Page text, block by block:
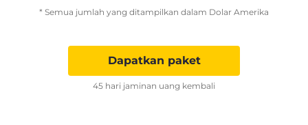
* Semua jumlah yang ditampilkan dalam Dolar Amerika
Dapatkan paket
45 hari jaminan uang kembali